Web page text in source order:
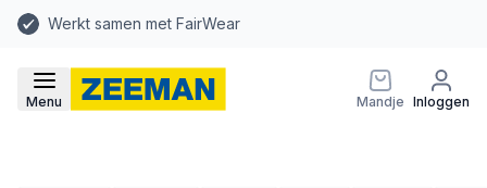
Werkt samen met FairWear
Menu Mandje Inloggen